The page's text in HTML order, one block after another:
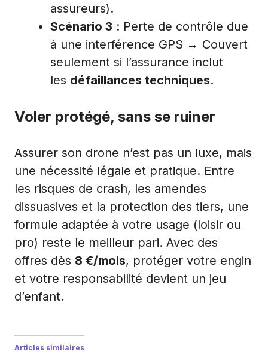
assureurs).
Scénario 3 : Perte de contrôle due
à une interférence GPS → Couvert
seulement si l’assurance inclut
les défaillances techniques.
Voler protégé, sans se ruiner
Assurer son drone n’est pas un luxe, mais
une nécessité légale et pratique. Entre
les risques de crash, les amendes
dissuasives et la protection des tiers, une
formule adaptée à votre usage (loisir ou
pro) reste le meilleur pari. Avec des
offres dès 8 €/mois, protéger votre engin
et votre responsabilité devient un jeu
d’enfant.
Articles similaires